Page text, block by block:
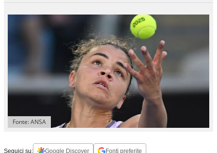
Fonte: ANSA
Seguici su: Google Discover Fonti preferite